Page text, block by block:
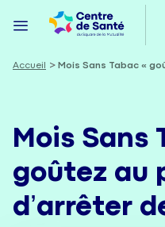
Accueil Mois Sans Tabac «
Mois Sans
goûtez au
d’arrêter